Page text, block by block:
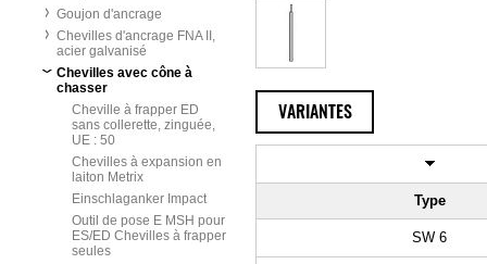
Goujon d'ancrage
Chevilles d'ancrage FNA II,
acier galvanisé
Chevilles avec cône à
chasser
Cheville à frapper ED
sans collerette, zinguée,
UE : 50
Chevilles à expansion en
laiton Metrix
Einschlaganker Impact
Outil de pose E MSH pour
ES/ED Chevilles à frapper
seules
VARIANTES
Type
SW 6